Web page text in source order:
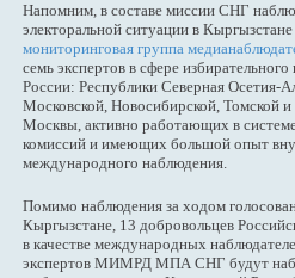
Напомним, в составе миссии СНГ
электоральной ситуации в
мониторинговая группа
семь экспертов в сфере
России: Республики Северная Осетия-
Московской, Новосибирской, Томской и
Москвы, активно работающих в
комиссий и имеющих большой опыт
международного наблюдения.
Помимо наблюдения за ходом
Кыргызстане, 13 добровольцев
в качестве международных
экспертов МИМРД МПА СНГ будут